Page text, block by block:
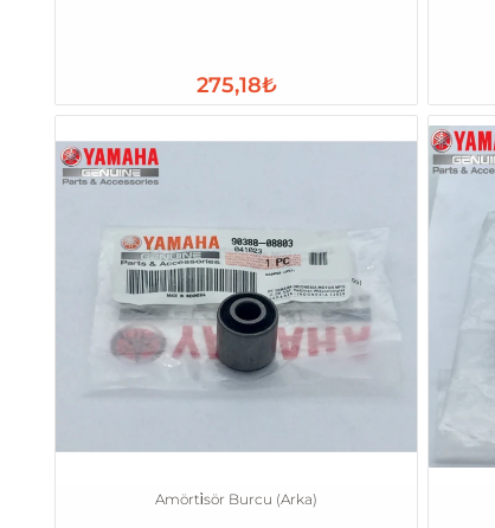
275,18₺
Amörti̇sör Burcu (Arka)